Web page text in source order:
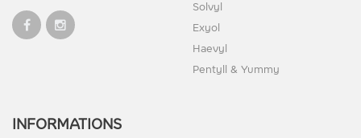
Solvyl
Exyol
Haevyl
Pentyll & Yummy
INFORMATIONS